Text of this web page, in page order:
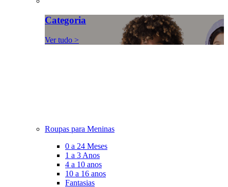
Categoria
Ver tudo >
Roupas para Meninas
0 a 24 Meses
1 a 3 Anos
4 a 10 anos
10 a 16 anos
Fantasias